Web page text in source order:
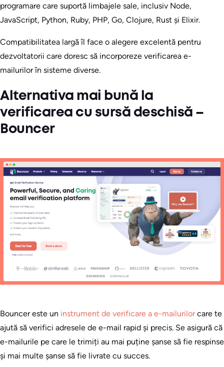
programare care suportă limbajele sale, inclusiv Node,
JavaScript, Python, Ruby, PHP, Go, Clojure, Rust și Elixir.
Compatibilitatea largă îl face o alegere excelentă pentru
dezvoltatorii care doresc să incorporeze verificarea e-
mailurilor în sisteme diverse.
Alternativa mai bună la
verificarea cu sursă deschisă –
Bouncer
Bouncer este un instrument de verificare a e-mailurilorcare te
ajută să verifici adresele de e-mail rapid și precis. Se asigură că
e-mailurile pe care le trimiți au mai puține șanse să fie respinse
și mai multe șanse să fie livrate cu succes.